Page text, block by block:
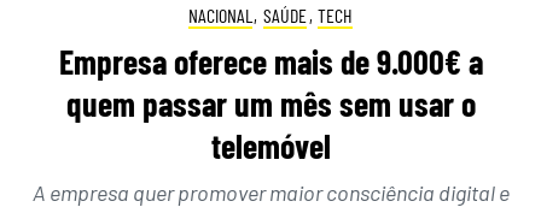
NACIONAL , SAÚDE, TECH
Empresa oferece mais de 9.000€ a
quem passar um mês sem usar o
telemóvel
A empresa quer promover maior consciência digital e